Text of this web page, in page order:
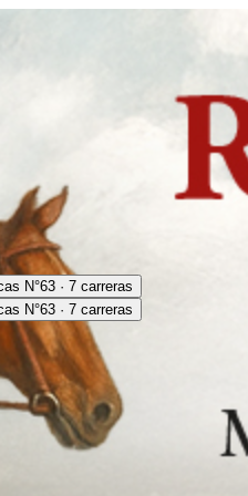
N°63 · 7 carreras
N°63 · 7 carreras